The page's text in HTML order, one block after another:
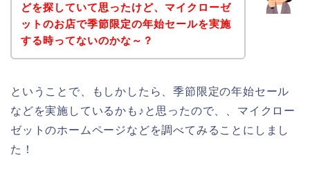
どを探していて思ったけど、マイクローゼ
ットのお店で季節限定の年始セールを実施
する時ってないのかな～？
ということで、もしかしたら、季節限定の年始セール
などを実施しているかも♪と思ったので、、マイクロー
ゼットのホームページなどを調べてみることにしまし
た！